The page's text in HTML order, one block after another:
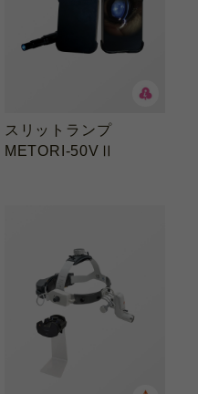
スリットランプ
METORI-50VⅡ